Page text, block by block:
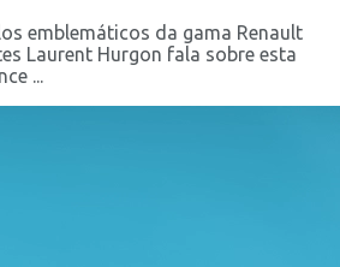
emblemáticos da gama Renault
Laurent Hurgon fala sobre esta
...